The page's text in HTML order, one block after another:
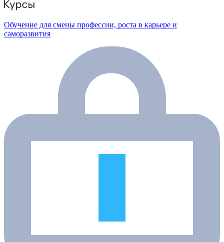
Обучение для смены профессии, роста в карьере и
саморазвития